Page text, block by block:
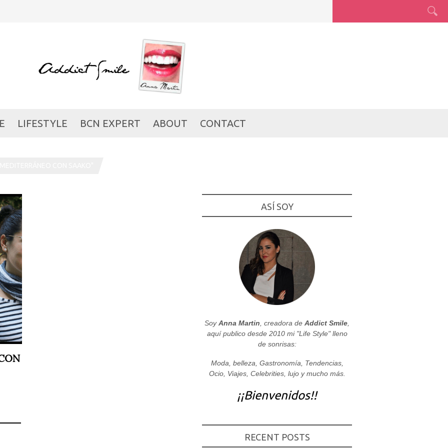
LIFESTYLE BCN EXPERT ABOUT CONTACT
ASÍ SOY
SoyAnna Martin , creadora de Addict Smile
aquí publico desde 2010 mi "Life Style" lleno
de sonrisas:
Moda, belleza, Gastronomía, Tendencias,
Ocio, Viajes, Celebrities, lujo y mucho más.
¡¡Bienvenidos!!
RECENT POSTS